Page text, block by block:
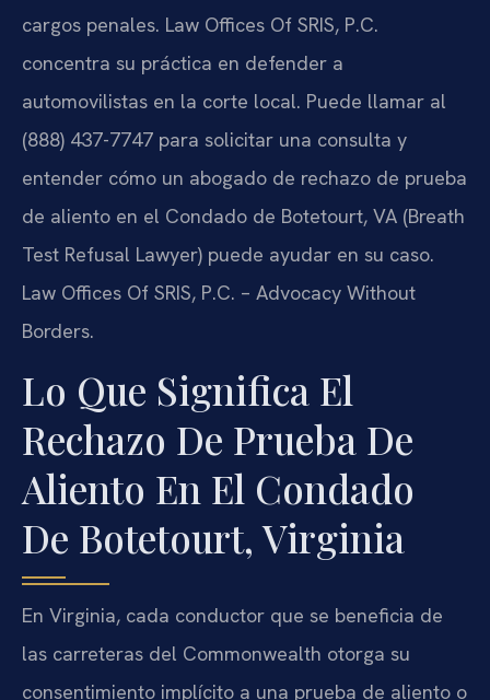
cargos penales. Law Offices Of SRIS, P.C.
concentra su práctica en defender a
automovilistas en la corte local. Puede llamar al
(888) 437-7747 para solicitar una consulta y
entender cómo un abogado de rechazo de prueba
de aliento en el Condado de Botetourt, VA (Breath
Test Refusal Lawyer) puede ayudar en su caso.
Law Offices Of SRIS, P.C. – Advocacy Without
Borders.
Lo Que Significa El
Rechazo De Prueba De
Aliento En El Condado
De Botetourt, Virginia
En Virginia, cada conductor que se beneficia de
las carreteras del Commonwealth otorga su
consentimiento implícito a una prueba de aliento o